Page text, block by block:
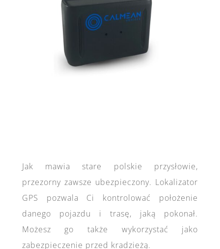
Jak mawia stare polskie przysłowie,
przezorny zawsze ubezpieczony. Lokalizator
GPS pozwala Ci kontrolować położenie
danego pojazdu i trasę, jaką pokonał.
Możesz go także wykorzystać jako
zabezpieczenie przed kradzieżą.